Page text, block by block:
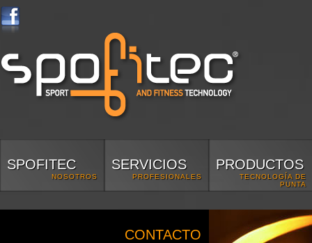
SPOFITEC
NOSOTROS
SERVICIOS
PROFESIONALES
PRODUCTOS
TECNOLOGÍA DE
PUNTA
CONTACTO